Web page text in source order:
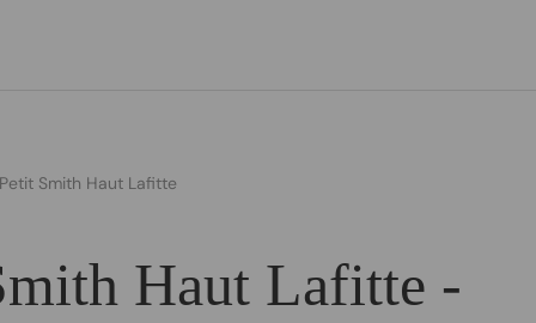
Smith Haut Lafitte
Haut Lafitte -